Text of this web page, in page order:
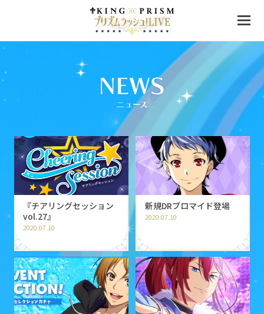
『チアリングセッション
vol.27』
2020.07.10
新規DRブロマイド登場
2020.07.10